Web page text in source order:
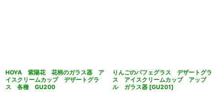
HOYA 紫陽花 花柄のガラス器 ア
イスクリームカップ デザートグラ
ス 各種 GU200
りんごのパフェグラス デザートグラ
ス アイスクリームカップ アップ
ル ガラス器 [GU201]